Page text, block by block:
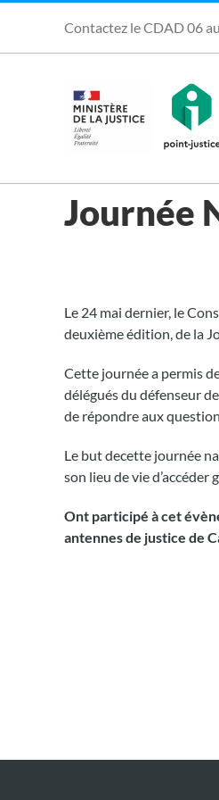
Ouvrir la barre d’outils
contenu
Contactez le CDAD 06
Journée
Le 24 mai dernier, le
deuxième édition, de la
Cette journée a permis
délégués du défenseur
de répondre aux
Le but decette journée
son lieu de vie
Ont participé à cet
antennes de justice de